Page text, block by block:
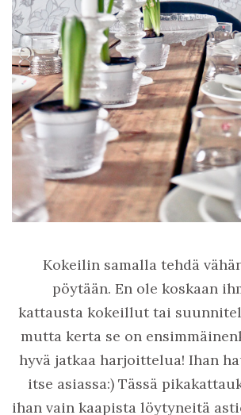
Kokeilin samalla tehdä
pöytään. En ole koskaan
kattausta kokeillut tai
mutta kerta se on
hyvä jatkaa harjoittelua! Ihan
itse asiassa:) Tässä
ihan vain kaapista löytyneitä